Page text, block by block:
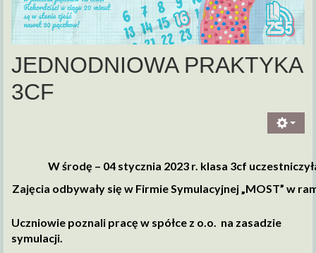
JEDNODNIOWA PRAKTYKA
3CF
W środę – 04 stycznia 2023 r. klasa 3cf
Zajęcia odbywały się w FirmieSymulacyjnej „MOST” w
Uczniowie poznali pracę w spółce z o.o. na zasadzie
symulacji.